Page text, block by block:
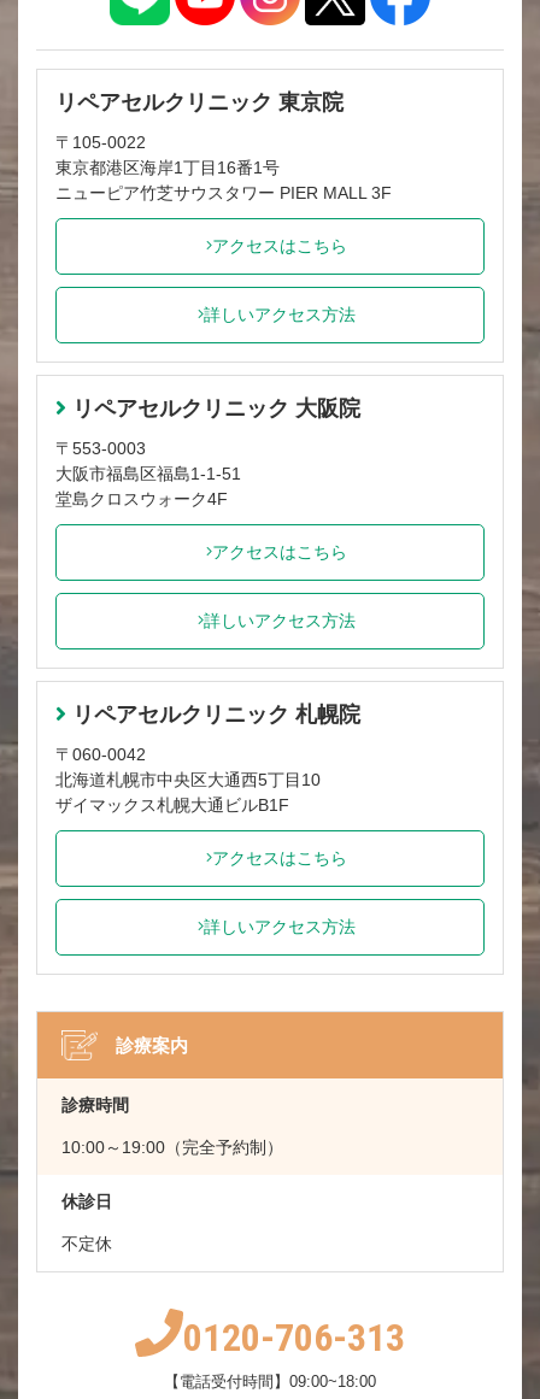
リペアセルクリニック 東京院
〒105-0022
東京都港区海岸1丁目16番1号
ニューピア竹芝サウスタワー PIER MALL 3F
アクセスはこちら
詳しいアクセス方法
リペアセルクリニック 大阪院
〒553-0003
大阪市福島区福島1-1-51
堂島クロスウォーク4F
アクセスはこちら
詳しいアクセス方法
リペアセルクリニック 札幌院
〒060-0042
北海道札幌市中央区大通西5丁目10
ザイマックス札幌大通ビルB1F
アクセスはこちら
詳しいアクセス方法
診療案内
診療時間
10:00～19:00（完全予約制）
休診日
不定休
0120-706-313
【電話受付時間】09:00~18:00